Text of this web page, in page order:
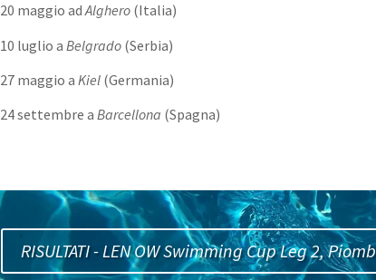
20 maggio adAlghero(Italia)
10 luglio a Belgrado(Serbia)
27 maggio a Kiel(Germania)
24 settembre a Barcellona (Spagna)
RISULTATI - LEN OW Swimming Cup Leg 2,